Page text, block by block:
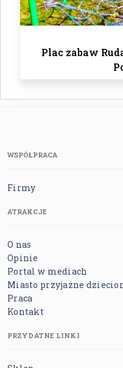
Plac zabaw
WSPÓŁPRACA
Firmy
ATRAKCJE
O nas
Opinie
Portal w mediach
Miasto przyjazne
Praca
Kontakt
PRZYDATNE LINKI